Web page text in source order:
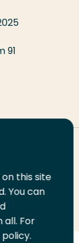
91
this site
You can
all. For